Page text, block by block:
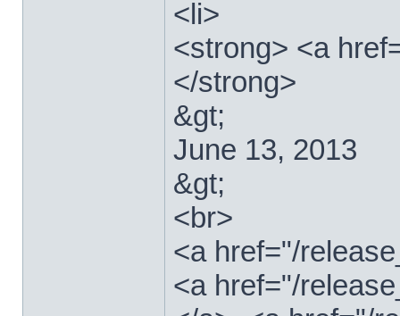
<li>
<strong> <a
</strong>
&gt;
June 13, 2013
&gt;
<br>
<a href="/
<a href="/